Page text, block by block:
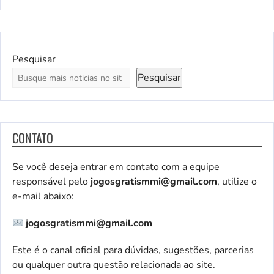
Pesquisar
Pesquisar
CONTATO
Se você deseja entrar em contato com a equipe
responsável pelo jogosgratismmi@gmail.com, utilize o
e-mail abaixo:
jogosgratismmi@gmail.com
Este é o canal oficial para dúvidas, sugestões, parcerias
ou qualquer outra questão relacionada ao site.